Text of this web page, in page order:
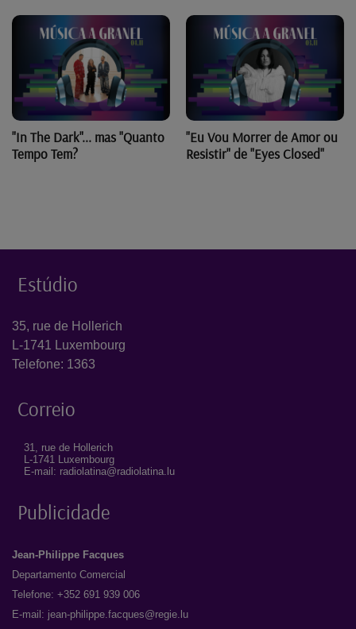
"In The Dark"... mas "Quanto
Tempo Tem?
"Eu Vou Morrer de Amor ou
Resistir" de "Eyes Closed"
Estúdio
35, rue de Hollerich
L-1741 Luxembourg
Telefone: 1363
Correio
31, rue de Hollerich
L-1741 Luxembourg
E-mail: radiolatina@radiolatina.lu
Publicidade
Jean-Philippe Facques
Departamento Comercial
Telefone: +352 691 939 006
E-mail: jean-philippe.facques@regie.lu